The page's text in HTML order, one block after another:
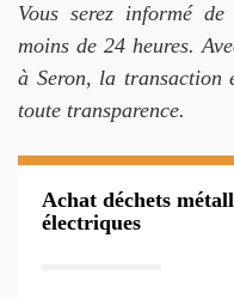
Vous serez informé
moins de 24 heures.
à Seron, la transaction
toute transparence.
Achat déchets
électriques